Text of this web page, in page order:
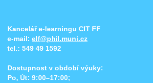
Kancelář e-learningu CIT FF
e-mail: elf@phil.muni.cz
tel.: 549 49 1592
Dostupnost v období výuky:
Po, Út: 9:00–17:00;